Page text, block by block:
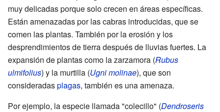
muy delicadas porque solo crecen en áreas específicas.
Están amenazadas por las cabras introducidas, que se
comen las plantas. También por la erosión y los
desprendimientos de tierra después de lluvias fuertes. La
expansión de plantas como la zarzamora (Rubus
ulmifolius) y la murtilla (Ugni molinae), que son
consideradasplagas, también es una amenaza.
Por ejemplo, la especie llamada "colecillo" (Dendroseris